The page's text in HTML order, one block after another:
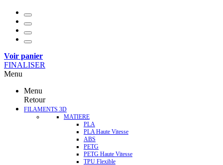
Voir panier
FINALISER
Menu
Menu
Retour
FILAMENTS 3D
MATIERE
PLA
PLA Haute Vitesse
ABS
PETG
PETG Haute Vitesse
TPU Flexible